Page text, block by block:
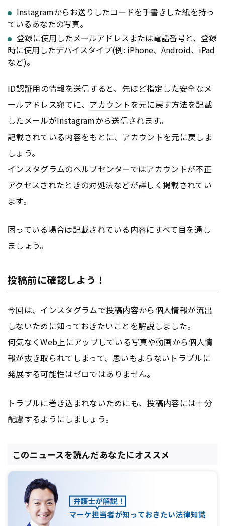
Instagramからお送りしたコードを手書きした紙を持っ
ているあなたの写真。
登録に使用したメールアドレスまたは電話番号と、登録
時に使用したデバイスタイプ(例: iPhone、 Android、iPad
など)。
ID認証用の情報を送信すると、先ほど指定した安全なメ
ールアドレス宛てに、 アカウントを元に戻す方法を記載
したメールがInstagramから送信されます。
記載されている内容をもとに、 アカウントを元に戻しま
しょう。
インスタグラムのヘルプセンターではアカウントが不正
アクセスされたときの対処法などが詳しく掲載されてい
ます。
困っている場合は記載されている内容にすべて目を通し
ましょう。
投稿前に確認しよう！
今回は、インスタグラムで投稿内容から個人情報が流出
しないために知っておきたいことを解説しました。
何気なくWeb上にアップしている写真や動画から個人情
報が抜き取られてしまって、思いもよらないトラブルに
発展する可能性はゼロではありません。
トラブルに巻き込まれないためにも、投稿内容には十分
配慮するようにしましょう。
このニュースを読んだあなたにオススメ